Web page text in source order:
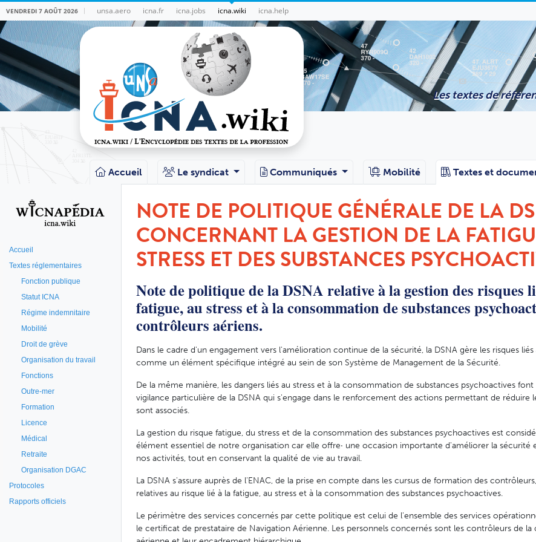
VENDREDI 7 AOÛT 2026 unsa.aero icna.fr icna.jobs icna.wiki icna.help
Les textes de
Accueil Le syndicat Communiqués Mobilité Textes et
Accueil
Textes réglementaires
Fonction publique
Statut ICNA
Régime indemnitaire
Mobilité
Droit de grève
Organisation du travail
Fonctions
Outre-mer
Formation
Licence
Médical
Retraite
Organisation DGAC
Protocoles
Rapports officiels
NOTE DE POLITIQUE GÉNÉRALE DE LA
CONCERNANT LA GESTION DE LA
STRESS ET DES SUBSTANCES
Note de politique de la DSNA relative à la gestion des risques
fatigue, au stress et à la consommation de substances
contrôleurs aériens.
Dans le cadre d'un engagement vers l'amélioration continue de la sécurité, la DSNA gère les risques liés
comme un élément spécifique intégré au sein de son Système de Management de la Sécurité.
De la même manière, les dangers liés au stress et à la consommation de substances psychoactives
vigilance particulière de la DSNA qui s'engage dans le renforcement des actions permettant de réduire
sont associés.
La gestion du risque fatigue, du stress et de la consommation des substances psychoactives est
élément essentiel de notre organisation car elle offre· une occasion importante d'améliorer la sécurité
nos activités, tout en conservant la qualité de vie au travail.
La DSNA s'assure auprès de l'ENAC, de la prise en compte dans les cursus de formation des
relatives au risque lié à la fatigue, au stress et à la consommation des substances psychoactives.
Le périmètre des services concernés par cette politique est celui de l'ensemble des services
le certificat de prestataire de Navigation Aérienne. Les personnels concernés sont les contrôleurs de la